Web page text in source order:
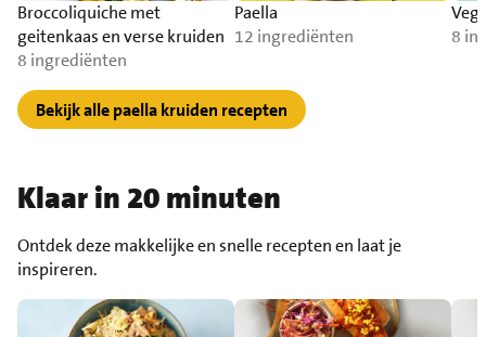
Broccoliquiche met
geitenkaas en verse kruiden
8 ingrediënten
Paella
12 ingrediënten
8
Bekijk alle paella kruiden recepten
Klaar in 20 minuten
Ontdek deze makkelijke en snelle recepten en laat je
inspireren.